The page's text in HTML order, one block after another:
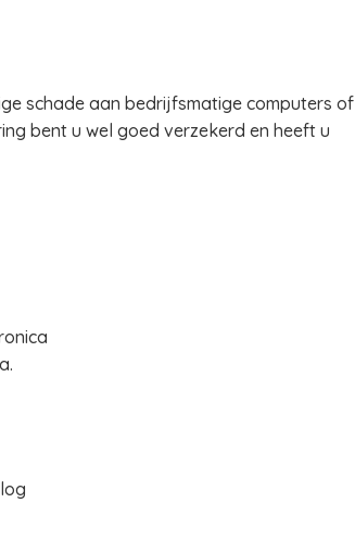
schade aan bedrijfsmatige computers of
bent u wel goed verzekerd en heeft u